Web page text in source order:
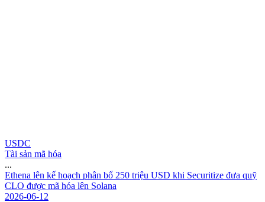
USDC
Tài sản mã hóa
...
Ethena lên kế hoạch phân bổ 250 triệu USD khi Securitize đưa quỹ
CLO được mã hóa lên Solana
2026-06-12